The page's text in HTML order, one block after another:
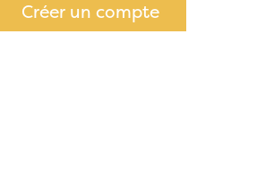
Créer un compte